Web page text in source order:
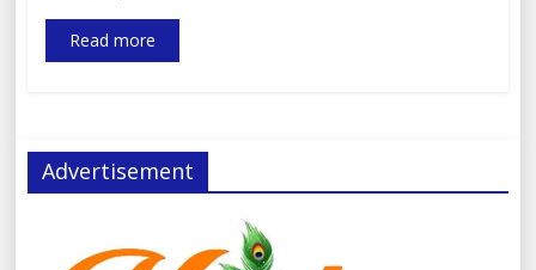
Read more
Advertisement